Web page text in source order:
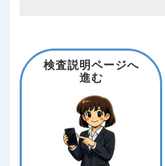
検査説明ページへ
進む